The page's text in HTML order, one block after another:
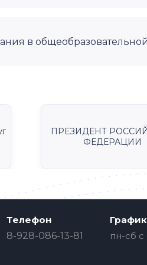
в
ПРЕЗИДЕНТ
ФЕДЕРАЦИИ
Телефон
8-928-086-13-81
пн-сб с